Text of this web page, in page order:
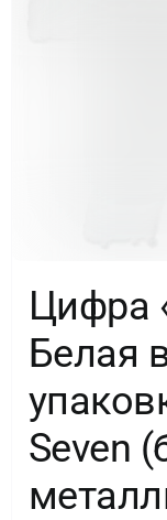
Цифра
Белая
Seven